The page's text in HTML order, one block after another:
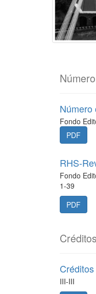
Número
Fondo
PDF
RHS-
Fondo
1-39
PDF
Créditos
Créditos
III-III